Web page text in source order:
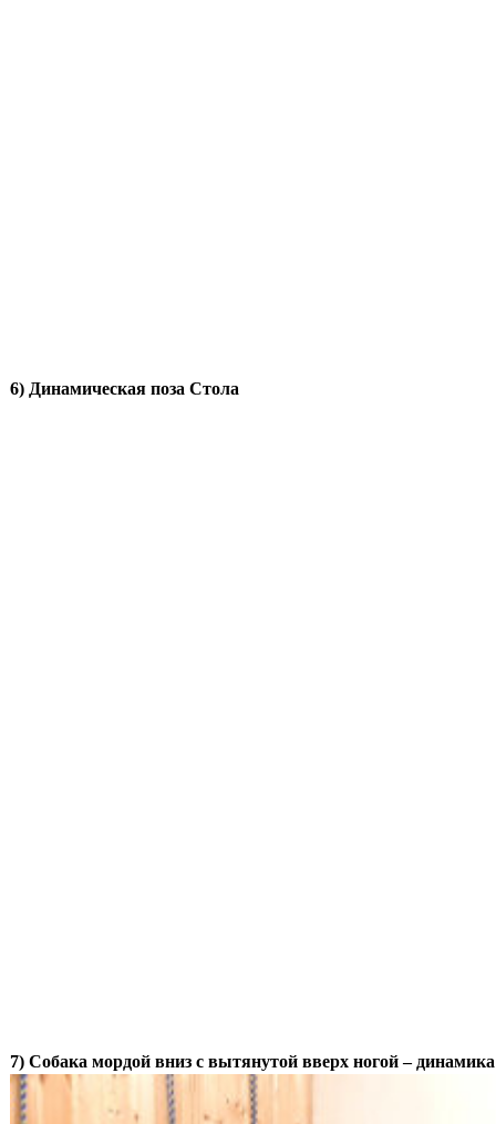
6) Динамическая поза Стола
7) Собака мордой вниз с вытянутой вверх ногой – динамика